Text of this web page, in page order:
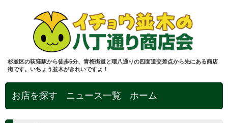
杉並区の荻窪駅から徒歩5分、青梅街道と環八通りの四面道交差点から先にある商店
街です。いちょう並木がきれいですよ！
お店を探す ニュース一覧 ホーム